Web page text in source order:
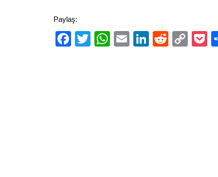
Paylaş:
Facebook
TwitterWhatsApp
EmailLinkedIn
Reddit